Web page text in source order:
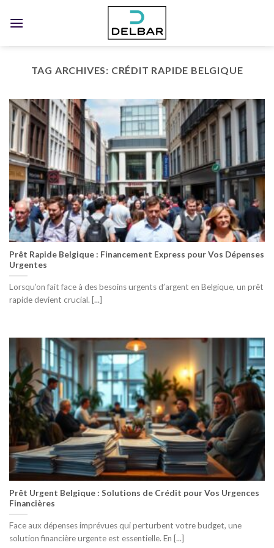
TAG ARCHIVES: CRÉDIT RAPIDE BELGIQUE
Prêt Rapide Belgique : Financement Express pour Vos Dépenses
Urgentes
Lorsqu’on fait face à des besoins urgents d’argent en Belgique, un prêt
rapide devient crucial. [...]
Prêt Urgent Belgique : Solutions de Crédit pour Vos Urgences
Financières
Face aux dépenses imprévues qui perturbent votre budget, une
solution financière urgente est essentielle. En [...]